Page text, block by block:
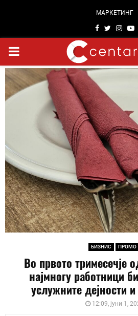
МАРКЕТИНГ
Facebook
Twitter
PRIMARY
MENU
БИЗНИС ПРОМО
Во првото тримесечје
најмногу работници
услужните дејности
12:09, јуни 1,